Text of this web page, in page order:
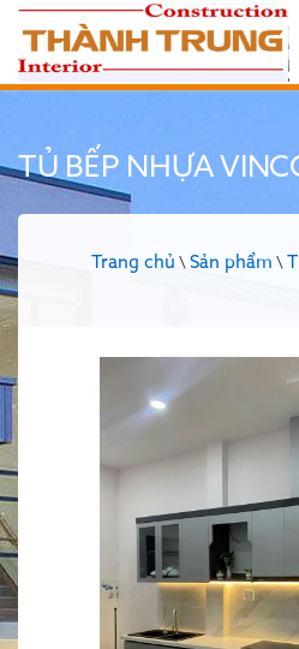
TỦ BẾP NHỰA
Trang chủ \ Sản phẩm \